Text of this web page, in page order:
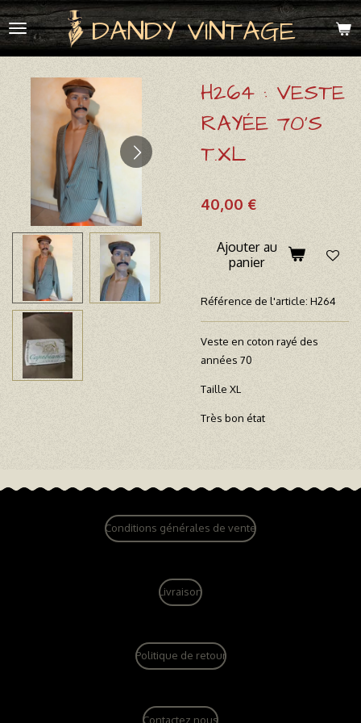
Passer
au
contenu
DANDY VINTAGE
H264 : VESTE
RAYÉE 70'S
T.XL
40,00 €
Ajouter au
panier
Référence de l'article: H264
Veste en coton rayé des
années 70
Taille XL
Très bon état
Conditions générales de vente
Livraison
Politique de retour
Contactez nous